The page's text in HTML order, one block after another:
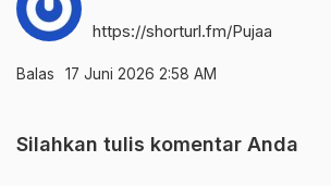
https://shorturl.fm/Pujaa
Balas 17 Juni 2026 2:58 AM
Silahkan tulis komentar Anda